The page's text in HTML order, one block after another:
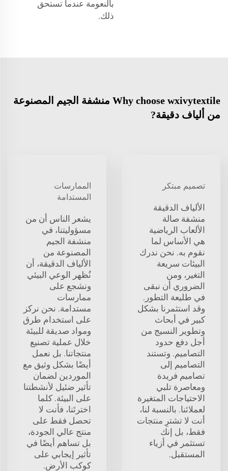
بالنعومة عندما تستحق
ذلك.
Why choose wxivytextile منشفة الجيم المصنوعة
من ألياف دقيقة?
تصميم مبتكر
الألياف الدقيقة
منشفة صالة
الألعاب الرياضية
هي الأساس لما
نقوم به. نحن ندرك
البيئات سريعة
التغير، ومن
الضروري أن نبقى
في طليعة التطور.
وقد استثمرنا بشكل
كبير في أبحاث
وتطوير النسيج من
أجل دفع حدود
التصاميم. وتستند
التصاميم إلى
تصاميم فريدة
ومعاصرة تلبي
الاحتياجات المتغيرة
لعملائنا. بالنسبة لنا،
أنت لا تشترِ منتجات
فقط، بل إنك
تستثمر في أزياء
المستقبل.
الممارسات
المستدامة
يشعر الناس أن من
مسؤوليتنا، في
منشفة الجيم
المصنوعة من
الألياف الدقيقة، أن
نُظهر الوعي البيئي
ونشجع على
ممارسات
مستدامة. نحن نركز
على استخدام طرق
ومواد صديقة للبيئة
خلال عملية تصنيع
منتجاتنا. بل نعمل
أيضًا بشكل وثيق مع
الموردين لضمان
تأثير ضئيل لأنشطتنا
على البيئة. كلما
اخترتَنا، فأنت لا
تحصل فقط على
منتج عالي الجودة،
بل تساهم أيضًا في
تأثير إيجابي على
كوكب الأرض.